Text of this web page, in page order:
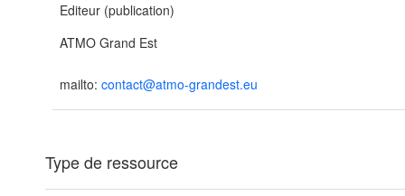
Editeur (publication)
ATMO Grand Est
mailto: contact@atmo-grandest.eu
Type de ressource